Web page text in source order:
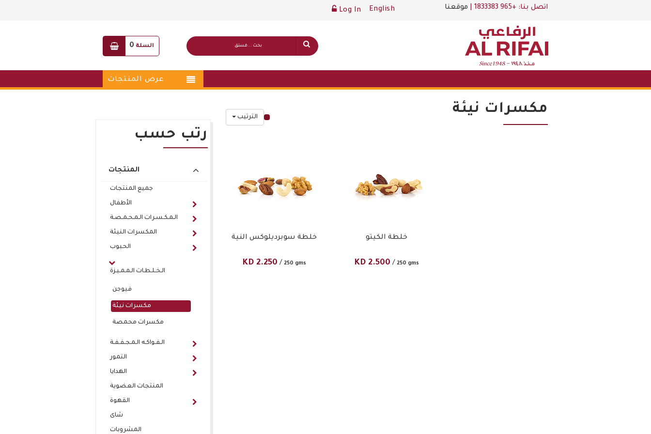
اتصل بنا: +965 1833383 موقعنا Log In English
السلة 0
عرض المنتجات
رتب حسب
المنتجات
جميع المنتجات
الأطفال
الـمـكـسـرات الـمـحـمـصـة
المكسرات النيئة
الحبوب
الـخـلـطـات الـمـمـيـزة
فيوجن
مكسرات نيئة
مكسرات محمصة
الـفـواكـه الـمـجـفـفـة
التمور
الهدايا
المنتجات العضوية
القهوة
شاى
المشروبات
مكسرات نيئة الترتيب
خلطة سوبرديلوكس النية
KD 2.250 / 250 gms
خلطة الكيتو
KD 2.500 / 250 gms